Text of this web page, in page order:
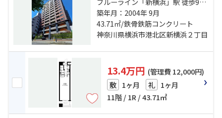
横浜線「小机」駅 徒歩18分 ブルー
ライン「岸根公園」駅 徒歩26分
築年月：2004年 9月
43.71㎡/鉄骨鉄筋コンクリート
神奈川県横浜市港北区新横浜２丁目
13.4万円 (管理費 12,000円)
敷 1ヶ月 礼 1ヶ月
11階 / 1R / 43.71㎡